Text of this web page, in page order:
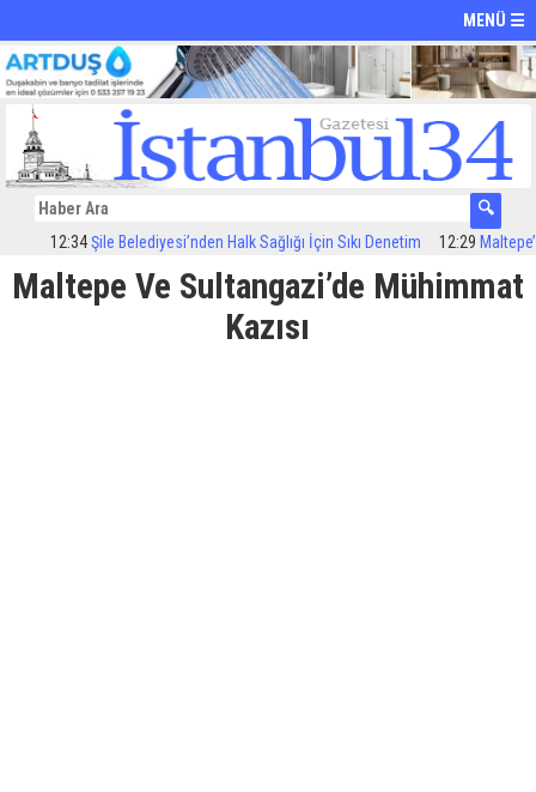
MENÜ ☰
12:34Şile Belediyesi’nden Halk Sağlığı İçin Sıkı Denetim 12:29Maltepe’de
Maltepe Ve Sultangazi’de Mühimmat
Kazısı